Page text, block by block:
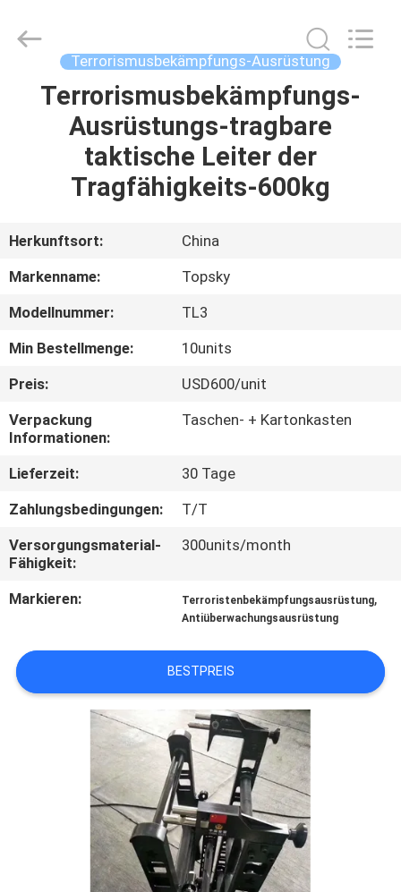
HAUS
PRODUKTE
UNS
AUSFLUG
QUALITÄTSKONTROLLE
TRETEN
SIE
MIT
UNS
IN
VERBINDUNG
FORDERN
SIE EIN
SITEMAP
PRIVACY
Century Holding Co.,Ltd.
Terrorismusbekämpfungs-Ausrüstung
Terrorismusbekämpfungs-
Ausrüstungs-tragbare
taktische Leiter der
Tragfähigkeits-600kg
Herkunftsort:
China
Markenname:
Topsky
Modellnummer:
TL3
Min Bestellmenge:
10units
Preis:
USD600/unit
Verpackung
Informationen:
Taschen- + Kartonkasten
Lieferzeit:
30 Tage
Zahlungsbedingungen:
T/T
Versorgungsmaterial-
Fähigkeit:
300units/month
Markieren: Terroristenbekämpfungsausrüstung,
Antiüberwachungsausrüstung
BESTPREIS